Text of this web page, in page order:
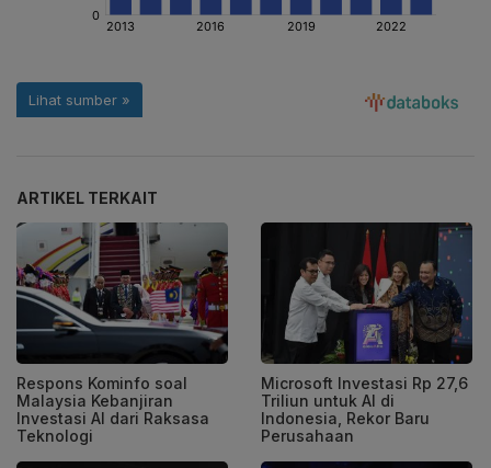
ARTIKEL TERKAIT
Respons Kominfo soal
Malaysia Kebanjiran
Investasi AI dari Raksasa
Teknologi
Microsoft Investasi Rp 27,6
Triliun untuk AI di
Indonesia, Rekor Baru
Perusahaan